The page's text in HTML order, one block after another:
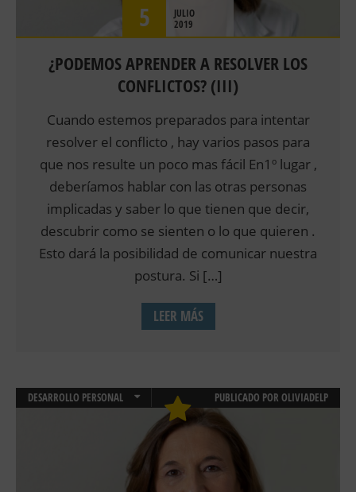
5
JULIO
2019
¿PODEMOS APRENDER A RESOLVER LOS
CONFLICTOS? (III)
Cuando estemos preparados para intentar
resolver el conflicto , hay varios pasos para
que nos resulte un poco mas fácil En1º lugar ,
deberíamos hablar con las otras personas
implicadas y saber lo que tienen que decir,
descubrir como se sienten o lo que quieren .
Esto dará la posibilidad de comunicar nuestra
postura. Si […]
LEER MÁS
DESARROLLO PERSONAL
PUBLICADO POR OLIVIADELP